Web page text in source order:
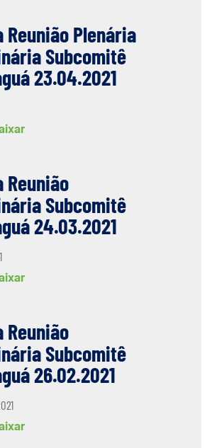
Reunião Plenária
Subcomitê
23.04.2021
Reunião
Subcomitê
24.03.2021
Reunião
Subcomitê
26.02.2021